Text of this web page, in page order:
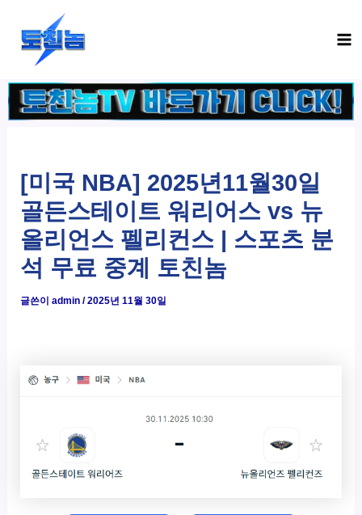
건
너
[미국 NBA] 2025년11월30일
골든스테이트 워리어스 vs 뉴
올리언스 펠리컨스 | 스포츠 분
석 무료 중계 토친놈
글쓴이admin/2025년 11월 30일